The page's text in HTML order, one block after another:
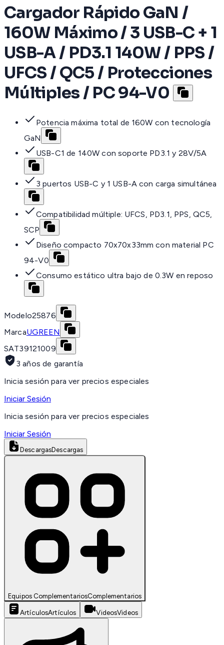
Cargador Rápido GaN /
160W Máximo / 3 USB-C + 1
USB-A / PD3.1 140W / PPS /
UFCS / QC5 / Protecciones
Múltiples / PC 94-V0
Potencia máxima total de 160W con tecnología
GaN
USB-C1 de 140W con soporte PD3.1 y 28V/5A
3 puertos USB-C y 1 USB-A con carga simultánea
Compatibilidad múltiple: UFCS, PD3.1, PPS, QC5,
SCP
Diseño compacto 70x70x33mm con material PC
94-V0
Consumo estático ultra bajo de 0.3W en reposo
Modelo25876
MarcaUGREEN
SAT39121009
3 años de garantía
Inicia sesión para ver precios especiales
Iniciar Sesión
Inicia sesión para ver precios especiales
Iniciar Sesión
DescargasDescargas
Equipos ComplementariosComplementarios
ArtículosArtículos VideosVideos